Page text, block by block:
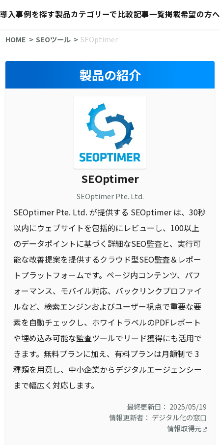
導入事例を探す製品カテゴリーで比較記事一覧掲載希望の方へ
HOME SEOツール SEOptimer
製品の紹介
SEOptimer
SEOptimer Pte. Ltd.
SEOptimer Pte. Ltd. が提供する SEOptimer は、30秒
以内にウェブサイトを包括的にレビューし、100以上
のデータポイントに基づく詳細なSEO監査と、実行可
能な改善提案を提供するクラウド型SEO監査＆レポー
トプラットフォームです。ページ内コンテンツ、パフ
ォーマンス、モバイル対応、バックリンクプロファイ
ルなど、検索エンジンおよびユーザー視点で重要な要
素を自動チェックし、ホワイトラベルのPDFレポート
や埋め込み可能な監査ツールでリード獲得にも活用で
きます。無料プランに加え、有料プランは月額制で 3
種類を用意し、中小企業からデジタルエージェンシー
まで幅広く対応します。
最終更新日： 2025/05/19
情報更新者： デジタル化の窓口
情報取得元